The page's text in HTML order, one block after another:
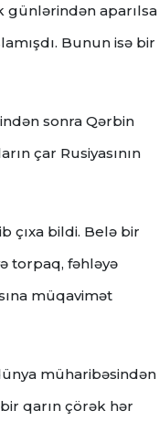
günlərindən aparılsa
Bunun isə bir
sonra Qərbin
çar Rusiyasının
çıxa bildi. Belə bir
torpaq, fəhləyə
müqavimət
müharibəsindən
qarın çörək hər